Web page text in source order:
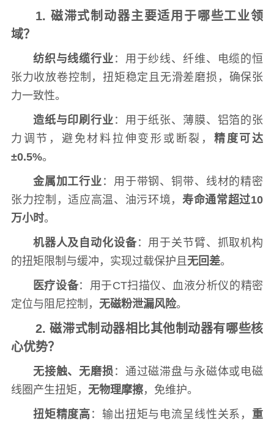
1. 磁滞式制动器主要适用于哪些工业领
域？
纺织与线缆行业 ：用于纱线、纤维、电缆的恒
张力收放卷控制，扭矩稳定且无滑差磨损，确保张
力一致性。
造纸与印刷行业 ：用于纸张、薄膜、铝箔的张
力调节，避免材料拉伸变形或断裂， 精度可达
±0.5%。
金属加工行业 ：用于带钢、铜带、线材的精密
张力控制，适应高温、油污环境，寿命通常超过10
万小时。
机器人及自动化设备：用于关节臂、抓取机构
的扭矩限制与缓冲，实现过载保护且无回差。
医疗设备：用于CT扫描仪、血液分析仪的精密
定位与阻尼控制， 无磁粉泄漏风险。
2. 磁滞式制动器相比其他制动器有哪些核
心优势？
无接触、无磨损 ：通过磁滞盘与永磁体或电磁
线圈产生扭矩， 无物理摩擦，免维护。
扭矩精度高 ：输出扭矩与电流呈线性关系， 重